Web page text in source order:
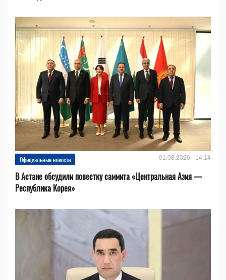
Официальные новости 01.08.2026 - 14:14
В Астане обсудили повестку саммита «Центральная Азия —
Республика Корея»